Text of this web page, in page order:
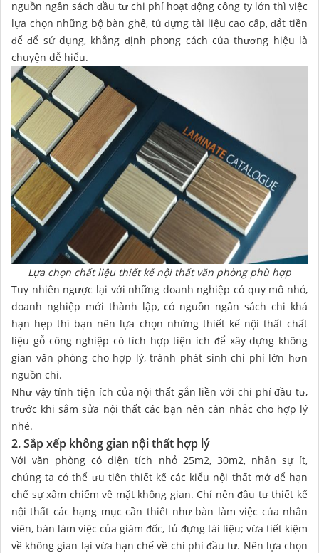
nguồn ngân sách đầu tư chi phí hoạt động công ty lớn thì việc
lựa chọn những bộ bàn ghế, tủ đựng tài liệu cao cấp, đắt tiền
để để sử dụng, khẳng định phong cách của thương hiệu là
chuyện dễ hiểu.
Lựa chọn chất liệu thiết kế nội thất văn phòng phù hợp
Tuy nhiên ngược lại với những doanh nghiệp có quy mô nhỏ,
doanh nghiệp mới thành lập, có nguồn ngân sách chi khá
hạn hẹp thì bạn nên lựa chọn những thiết kế nội thất chất
liệu gỗ công nghiệp có tích hợp tiện ích để xây dựng không
gian văn phòng cho hợp lý, tránh phát sinh chi phí lớn hơn
nguồn chi.
Như vậy tính tiện ích của nội thất gắn liền với chi phí đầu tư,
trước khi sắm sửa nội thất các bạn nên cân nhắc cho hợp lý
nhé.
2. Sắp xếp không gian nội thất hợp lý
Với văn phòng có diện tích nhỏ 25m2, 30m2, nhân sự ít,
chúng ta có thể ưu tiên thiết kế các kiểu nội thất mở để hạn
chế sự xâm chiếm về mặt không gian. Chỉ nên đầu tư thiết kế
nội thất các hạng mục cần thiết như bàn làm việc của nhân
viên, bàn làm việc của giám đốc, tủ đựng tài liệu; vừa tiết kiệm
về không gian lại vừa hạn chế về chi phí đầu tư. Nên lựa chọn